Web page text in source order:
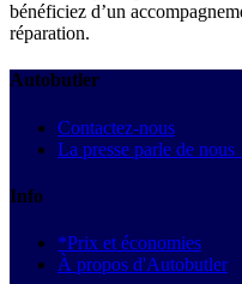
bénéficiez d’un
réparation.
Autobutler
Contactez-nous
La presse parle de nous
Info
*Prix et économies
À propos d'Autobutler